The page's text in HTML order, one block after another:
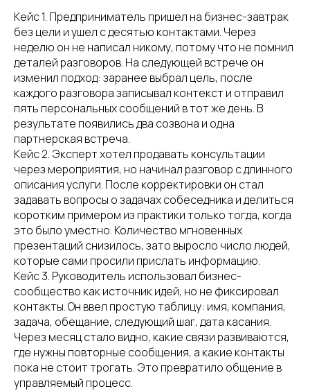
Кейс 1. Предприниматель пришел на бизнес-завтрак
без цели и ушел с десятью контактами. Через
неделю он не написал никому, потому что не помнил
деталей разговоров. На следующей встрече он
изменил подход: заранее выбрал цель, после
каждого разговора записывал контекст и отправил
пять персональных сообщений в тот же день. В
результате появились два созвона и одна
партнерская встреча.
Кейс 2. Эксперт хотел продавать консультации
через мероприятия, но начинал разговор с длинного
описания услуги. После корректировки он стал
задавать вопросы о задачах собеседника и делиться
коротким примером из практики только тогда, когда
это было уместно. Количество мгновенных
презентаций снизилось, зато выросло число людей,
которые сами просили прислать информацию.
Кейс 3. Руководитель использовал бизнес-
сообщество как источник идей, но не фиксировал
контакты. Он ввел простую таблицу: имя, компания,
задача, обещание, следующий шаг, дата касания.
Через месяц стало видно, какие связи развиваются,
где нужны повторные сообщения, а какие контакты
пока не стоит трогать. Это превратило общение в
управляемый процесс.